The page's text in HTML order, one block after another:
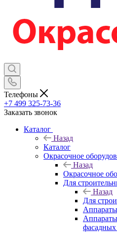
Телефоны
+7 499 325-73-36
Заказать звонок
Каталог
Назад
Каталог
Окрасочное
Назад
Окрасочное
Для
Назад
Для
фасадных